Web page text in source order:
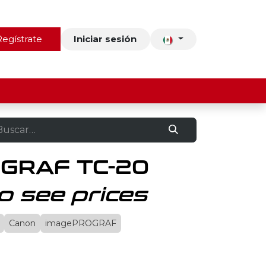
Contacto Iniciar sesión
TC-20
see prices
Canon imagePROGRAF